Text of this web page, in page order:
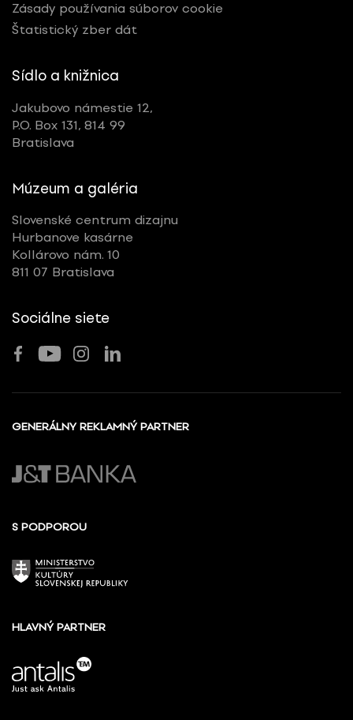
Zásady používania súborov cookie
Štatistický zber dát
Sídlo a knižnica
Jakubovo námestie 12,
P.O. Box 131, 814 99
Bratislava
Múzeum a galéria
Slovenské centrum dizajnu
Hurbanove kasárne
Kollárovo nám. 10
811 07 Bratislava
Sociálne siete
GENERÁLNY REKLAMNÝ PARTNER
S PODPOROU
HLAVNÝ PARTNER